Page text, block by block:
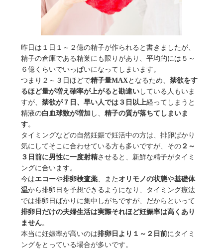
昨日は１日１～２億の精子が作られると書きましたが、
精子の倉庫である精巣にも限りがあり、平均的には５～
６億くらいでいっぱいになってしまいます。
つまり２～３日ほどで精子量MAXとなるため、禁欲をす
るほど量が増え確率が上がると勘違い している人もいま
すが、禁欲が７日、早い人では３日以上経ってしまうと
精液の白血球数が増加 し、精子の質が落ちてしまいま
す。
タイミングなどの自然妊娠で妊活中の方は、排卵ばかり
気にしてそこに合わせている方も多いですが、その ２～
３日前に男性に一度射精させると、新鮮な精子がタイミ
ングに合います。
今はエコーや排卵検査薬 、またオリモノの状態や基礎体
温から排卵日を予想できるようになり、タイミング療法
では排卵日ばかりに集中しがちですが、だからといって
排卵日だけの夫婦生活は実際それほど妊娠率は高くあり
ません。
本当に妊娠率が高いのは排卵日より１～２日前にタイミ
ングをとっている場合が多いです。